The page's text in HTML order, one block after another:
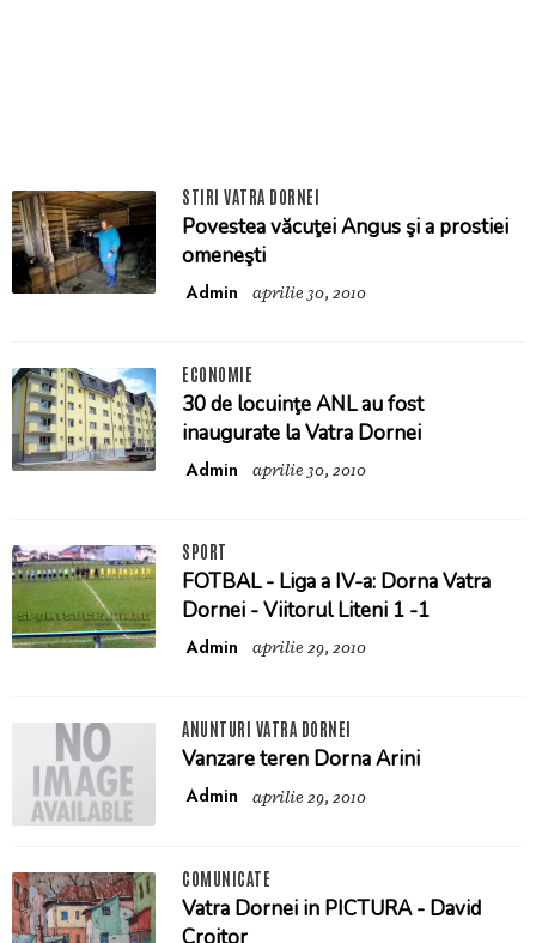
STIRI VATRA DORNEI
Povestea văcuţei Angus şi a prostiei
omeneşti
Admin aprilie 30, 2010
ECONOMIE
30 de locuinţe ANL au fost
inaugurate la Vatra Dornei
Admin aprilie 30, 2010
SPORT
FOTBAL - Liga a IV-a: Dorna Vatra
Dornei - Viitorul Liteni 1 -1
Admin aprilie 29, 2010
ANUNTURI VATRA DORNEI
Vanzare teren Dorna Arini
Admin aprilie 29, 2010
COMUNICATE
Vatra Dornei in PICTURA - David
Croitor